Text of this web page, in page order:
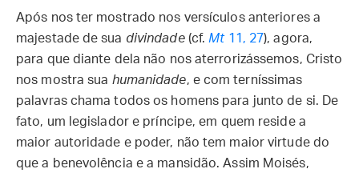
Após nos ter mostrado nos versículos anteriores a
majestade de sua divindade(cf. Mt11, 27), agora,
para que diante dela não nos aterrorizássemos, Cristo
nos mostra sua humanidade, e com terníssimas
palavras chama todos os homens para junto de si. De
fato, um legislador e príncipe, em quem reside a
maior autoridade e poder, não tem maior virtude do
que a benevolência e a mansidão. Assim Moisés,